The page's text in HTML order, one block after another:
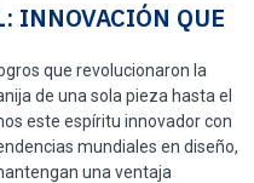
INNOVACIÓN QUE
que revolucionaron la
de una sola pieza hasta el
este espíritu innovador con
mundiales en diseño,
una ventaja